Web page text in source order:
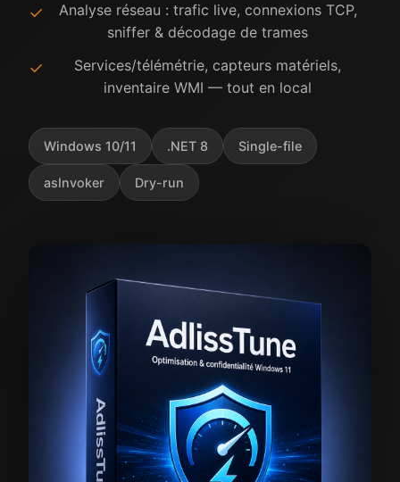
✓
Analyse réseau : trafic live, connexions TCP,
sniffer & décodage de trames
✓
Services/télémétrie, capteurs matériels,
inventaire WMI — tout en local
Windows 10/11 .NET 8 Single-file
asInvoker Dry-run